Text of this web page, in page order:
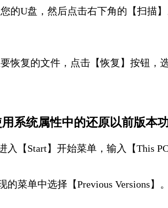
的U盘，然后点击右下角的【扫描】
恢复的文件，点击【恢复】按钮，
系统属性中的还原以前版本
入【Start】开始菜单，输入【This
菜单中选择【Previous Versions】。